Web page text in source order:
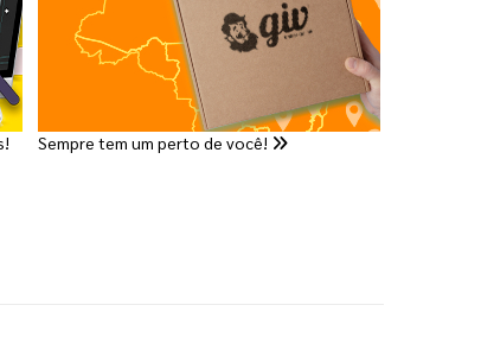
Sempre tem um perto de você!